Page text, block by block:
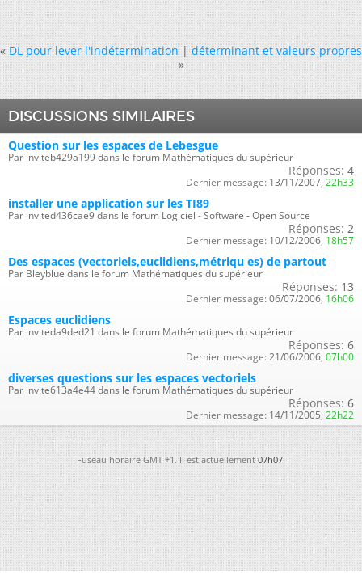
« DL pour lever l'indétermination|déterminant et valeurs propres
»
DISCUSSIONS SIMILAIRES
Question sur les espaces de Lebesgue
Par inviteb429a199 dans le forum Mathématiques du supérieur
Réponses: 4
Dernier message: 13/11/2007, 22h33
installer une application sur les TI89
Par invited436cae9 dans le forum Logiciel - Software - Open Source
Réponses: 2
Dernier message: 10/12/2006, 18h57
Des espaces (vectoriels,euclidiens,métriqu es) de partout
Par Bleyblue dans le forum Mathématiques du supérieur
Réponses: 13
Dernier message: 06/07/2006, 16h06
Espaces euclidiens
Par inviteda9ded21 dans le forum Mathématiques du supérieur
Réponses: 6
Dernier message: 21/06/2006, 07h00
diverses questions sur les espaces vectoriels
Par invite613a4e44 dans le forum Mathématiques du supérieur
Réponses: 6
Dernier message: 14/11/2005, 22h22
Fuseau horaire GMT +1. Il est actuellement07h07.